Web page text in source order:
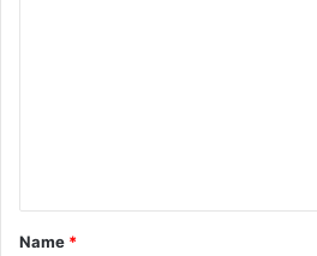
Name *